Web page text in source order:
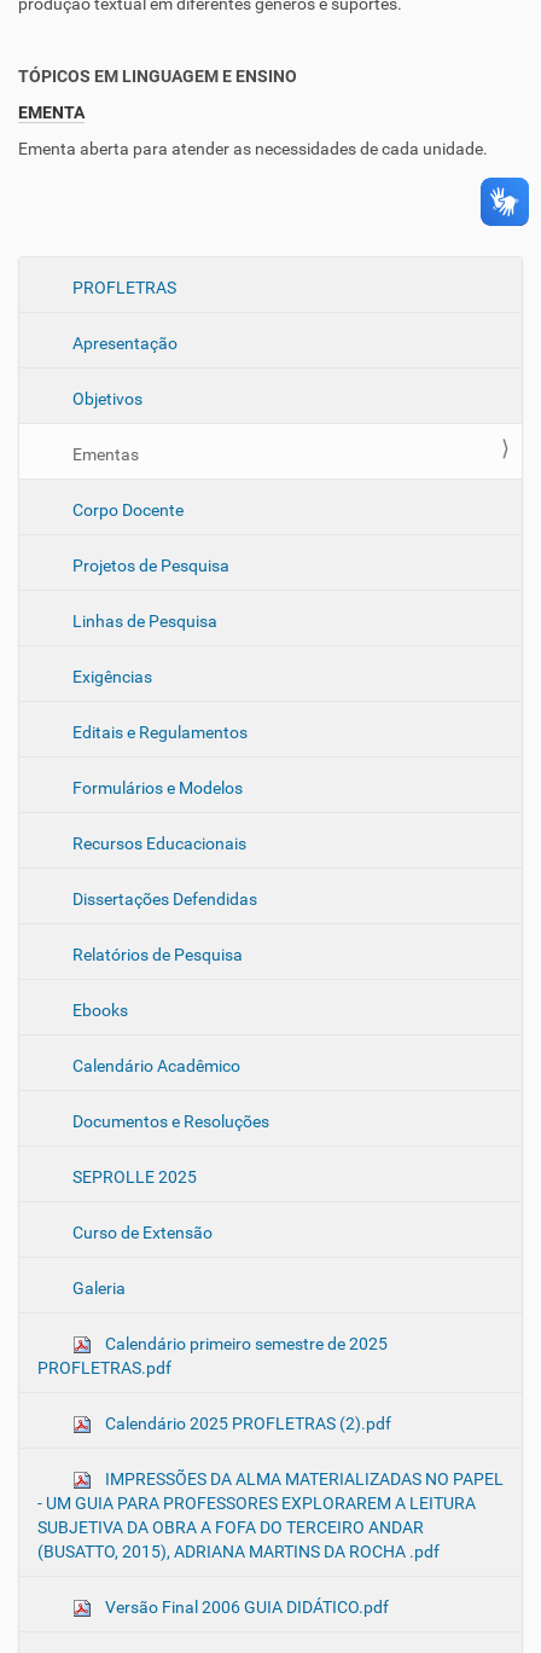
PROFLETRAS
Apresentação
Objetivos
Ementas
Corpo Docente
Projetos de Pesquisa
Linhas de Pesquisa
Exigências
Editais e Regulamentos
Formulários e Modelos
Recursos Educacionais
Dissertações Defendidas
Relatórios de Pesquisa
Ebooks
Calendário Acadêmico
Documentos e Resoluções
SEPROLLE 2025
Curso de Extensão
Galeria
Calendário primeiro semestre de 2025
PROFLETRAS.pdf
Calendário 2025 PROFLETRAS (2).pdf
IMPRESSÕES DA ALMA MATERIALIZADAS NO PAPEL
- UM GUIA PARA PROFESSORES EXPLORAREM A LEITURA
SUBJETIVA DA OBRA A FOFA DO TERCEIRO ANDAR
(BUSATTO, 2015), ADRIANA MARTINS DA ROCHA .pdf
Versão Final 2006 GUIA DIDÁTICO.pdf
TÓPICOS EM LINGUAGEM E ENSINO
EMENTA
Ementa aberta para atender as necessidades de cada unidade.